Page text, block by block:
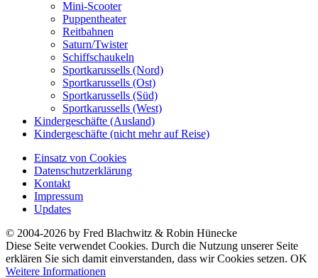
Mini-Scooter
Puppentheater
Reitbahnen
Saturn/Twister
Schiffschaukeln
Sportkarussells (Nord)
Sportkarussells (Ost)
Sportkarussells (Süd)
Sportkarussells (West)
Kindergeschäfte (Ausland)
Kindergeschäfte (nicht mehr auf Reise)
Einsatz von Cookies
Datenschutzerklärung
Kontakt
Impressum
Updates
© 2004-2026 by Fred Blachwitz & Robin Hünecke
Diese Seite verwendet Cookies. Durch die Nutzung unserer Seite
erklären Sie sich damit einverstanden, dass wir Cookies setzen. OK
Weitere Informationen